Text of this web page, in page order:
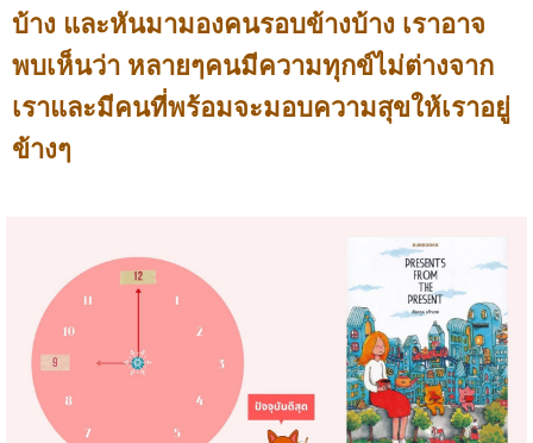
บ้าง และหันมามองคนรอบข้างบ้าง เราอาจ
พบเห็นว่า หลายๆคนมีความทุกข์ไม่ต่างจาก
เราและมีคนที่พร้อมจะมอบความสุขให้เราอยู่
ข้างๆ